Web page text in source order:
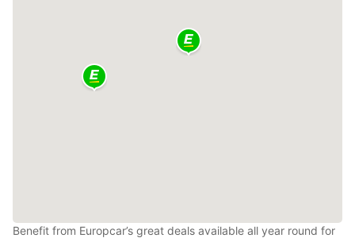
Benefit from Europcar’s great deals available all year round for